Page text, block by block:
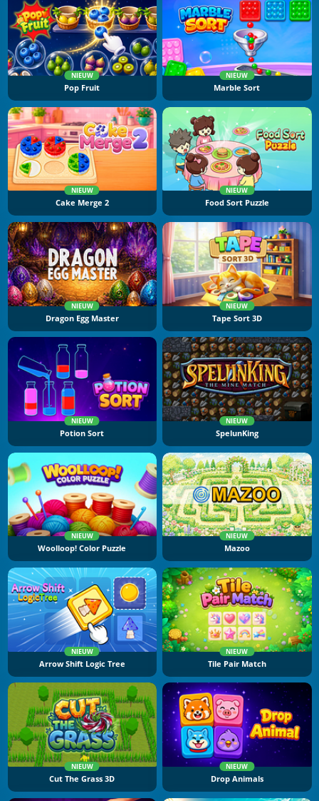
NIEUW
Pop Fruit
NIEUW
Marble Sort
NIEUW
Cake Merge 2
NIEUW
Food Sort Puzzle
NIEUW
Dragon Egg Master
NIEUW
Tape Sort 3D
NIEUW
Potion Sort
NIEUW
SpelunKing
NIEUW
Woolloop! Color Puzzle
NIEUW
Mazoo
NIEUW
Arrow Shift Logic Tree
NIEUW
Tile Pair Match
NIEUW
Cut The Grass 3D
NIEUW
Drop Animals